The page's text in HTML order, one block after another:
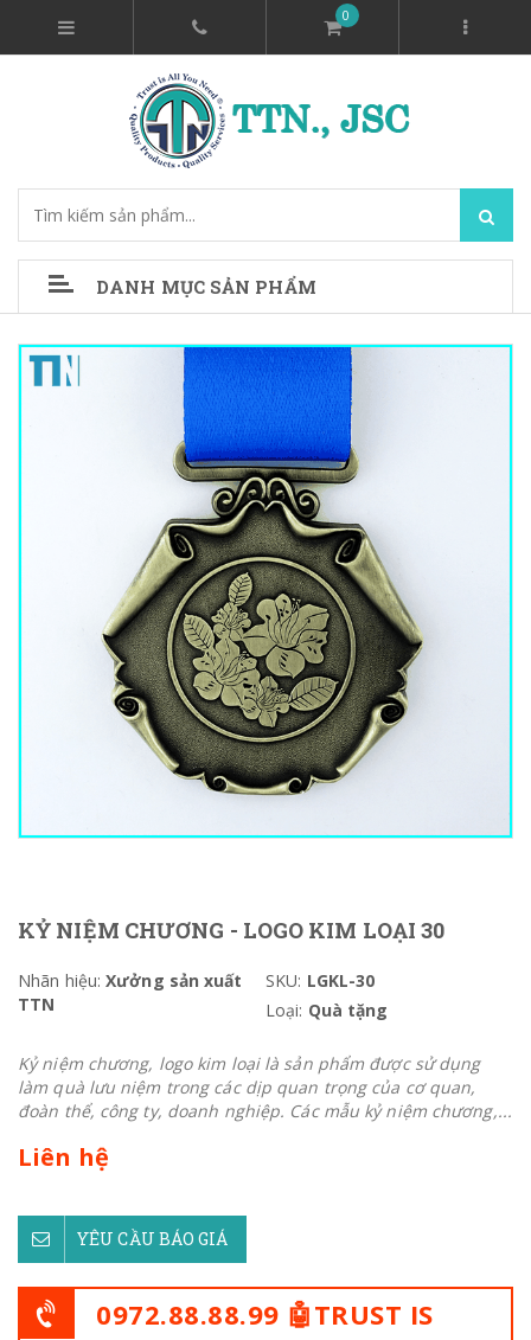
0
DANH MỤC SẢN PHẨM
KỶ NIỆM CHƯƠNG - LOGO KIM LOẠI 30
Nhãn hiệu: Xưởng sản xuất
TTN
SKU: LGKL-30
Loại: Quà tặng
Kỷ niệm chương, logo kim loại là sản phẩm được sử dụng
làm quà lưu niệm trong các dịp quan trọng của cơ quan,
đoàn thể, công ty, doanh nghiệp. Các mẫu kỷ niệm chương,...
Liên hệ
YÊU CẦU BÁO GIÁ
0972.88.88.99 🤖TRUST IS